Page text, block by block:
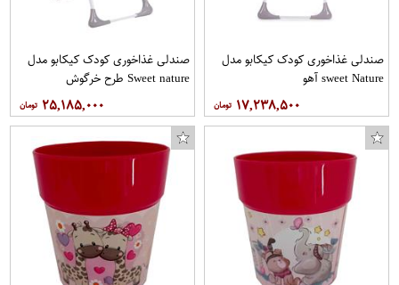
صندلی غذاخوری کودک کیکابو مدل
sweet Nature آهو
۱۷,۲۳۸,۵۰۰
صندلی غذاخوری کودک کیکابو مدل
Sweet nature طرح خرگوش
۲۵,۱۸۵,۰۰۰